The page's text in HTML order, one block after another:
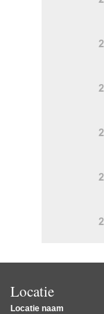
Locatie
Locatie naam